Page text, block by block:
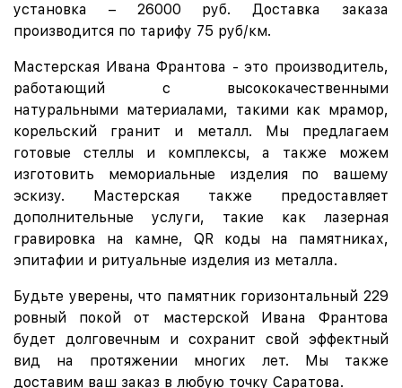
установка – 26000 руб. Доставка заказа
производится по тарифу 75 руб/км.
Мастерская Ивана Франтова - это производитель,
работающий с высококачественными
натуральными материалами, такими как мрамор,
корельский гранит и металл. Мы предлагаем
готовые стеллы и комплексы, а также можем
изготовить мемориальные изделия по вашему
эскизу. Мастерская также предоставляет
дополнительные услуги, такие как лазерная
гравировка на камне, QR коды на памятниках,
эпитафии и ритуальные изделия из металла.
Будьте уверены, что памятник горизонтальный 229
ровный покой от мастерской Ивана Франтова
будет долговечным и сохранит свой эффектный
вид на протяжении многих лет. Мы также
доставим ваш заказ в любую точку Саратова.